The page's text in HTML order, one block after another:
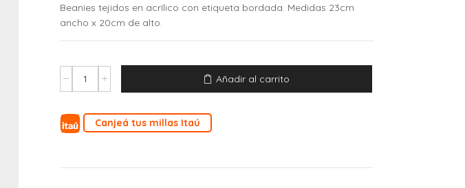
Beanies tejidos en acrílico con etiqueta bordada. Medidas 23cm
ancho x 20cm de alto.
Añadir al carrito
Canjeá tus millas Itaú